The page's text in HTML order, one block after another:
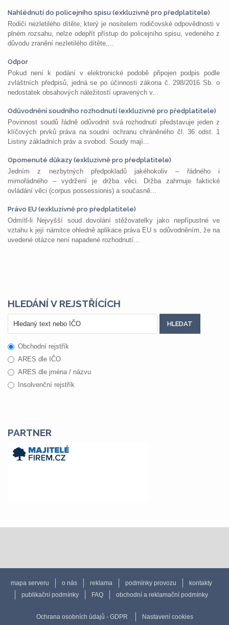
Nahlédnutí do policejního spisu (exkluzivně pro předplatitele)
Rodiči nezletilého dítěte, který je nositelem rodičovské odpovědnosti v
plném rozsahu, nelze odepřít přístup do policejního spisu, vedeného z
důvodu zranění nezletilého dítěte,...
Odpor
Pokud není k podání v elektronické podobě připojen podpis podle
zvláštních předpisů, jedná se po účinnosti zákona č. 298/2016 Sb. o
nedostatek obsahových náležitostí upravených v...
Odůvodnění soudního rozhodnutí (exkluzivně pro předplatitele)
Povinnost soudů řádně odůvodnit svá rozhodnutí představuje jeden z
klíčových prvků práva na soudní ochranu chráněného čl. 36 odst. 1
Listiny základních práv a svobod. Soudy mají...
Opomenuté důkazy (exkluzivně pro předplatitele)
Jedním z nezbytných předpokladů jakéhokoliv – řádného i
mimořádného – vydržení je držba věci. Držba zahrnuje faktické
ovládání věci (corpus possessionis) a současně...
Právo EU (exkluzivně pro předplatitele)
Odmítl-li Nejvyšší soud dovolání stěžovatelky jako nepřípustné ve
vztahu k její námitce ohledně aplikace práva EU s odůvodněním, že na
uvedené otázce není napadené rozhodnutí...
HLEDÁNÍ V REJSTŘÍCÍCH
Obchodní rejstřík
ARES dle IČO
ARES dle jména / názvu
Insolvenční rejstřík
PARTNER
mapa serveru o nás reklama podmínky provozu
kontakty
publikační podmínky
FAQ obchodní a reklamační podmínky
Ochrana osobních údajů - GDPR Nastavení cookies